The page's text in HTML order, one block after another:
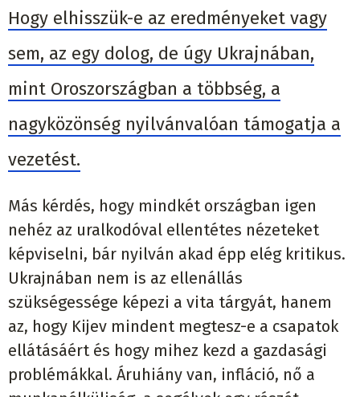
Hogy elhisszük-e az eredményeket vagy
sem, az egy dolog, de úgy Ukrajnában,
mint Oroszországban a többség, a
nagyközönség nyilvánvalóan támogatja a
vezetést.
Más kérdés, hogy mindkét országban igen
nehéz az uralkodóval ellentétes nézeteket
képviselni, bár nyilván akad épp elég kritikus.
Ukrajnában nem is az ellenállás
szükségessége képezi a vita tárgyát, hanem
az, hogy Kijev mindent megtesz-e a csapatok
ellátásáért és hogy mihez kezd a gazdasági
problémákkal. Áruhiány van, infláció, nő a